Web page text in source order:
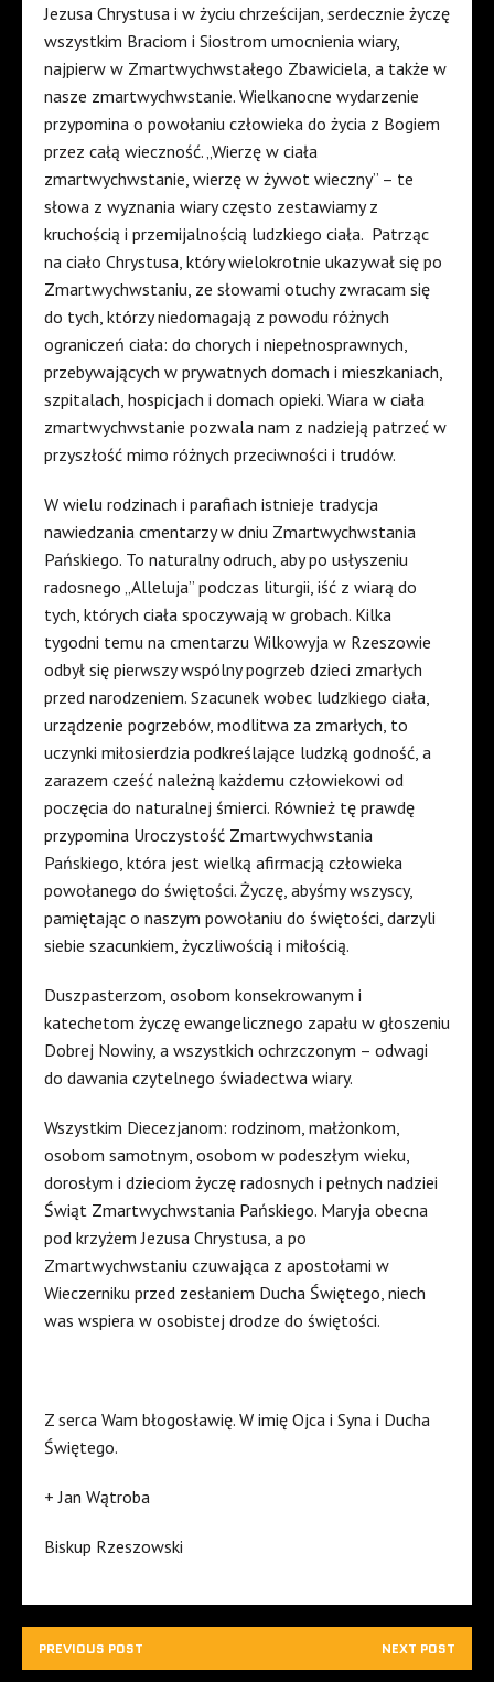
Jezusa Chrystusa i w życiu chrześcijan, serdecznie życzę
wszystkim Braciom i Siostrom umocnienia wiary,
najpierw w Zmartwychwstałego Zbawiciela, a także w
nasze zmartwychwstanie. Wielkanocne wydarzenie
przypomina o powołaniu człowieka do życia z Bogiem
przez całą wieczność. „Wierzę w ciała
zmartwychwstanie, wierzę w żywot wieczny” – te
słowa z wyznania wiary często zestawiamy z
kruchością i przemijalnością ludzkiego ciała. Patrząc
na ciało Chrystusa, który wielokrotnie ukazywał się po
Zmartwychwstaniu, ze słowami otuchy zwracam się
do tych, którzy niedomagają z powodu różnych
ograniczeń ciała: do chorych i niepełnosprawnych,
przebywających w prywatnych domach i mieszkaniach,
szpitalach, hospicjach i domach opieki. Wiara w ciała
zmartwychwstanie pozwala nam z nadzieją patrzeć w
przyszłość mimo różnych przeciwności i trudów.
W wielu rodzinach i parafiach istnieje tradycja
nawiedzania cmentarzy w dniu Zmartwychwstania
Pańskiego. To naturalny odruch, aby po usłyszeniu
radosnego „Alleluja” podczas liturgii, iść z wiarą do
tych, których ciała spoczywają w grobach. Kilka
tygodni temu na cmentarzu Wilkowyja w Rzeszowie
odbył się pierwszy wspólny pogrzeb dzieci zmarłych
przed narodzeniem. Szacunek wobec ludzkiego ciała,
urządzenie pogrzebów, modlitwa za zmarłych, to
uczynki miłosierdzia podkreślające ludzką godność, a
zarazem cześć należną każdemu człowiekowi od
poczęcia do naturalnej śmierci. Również tę prawdę
przypomina Uroczystość Zmartwychwstania
Pańskiego, która jest wielką afirmacją człowieka
powołanego do świętości. Życzę, abyśmy wszyscy,
pamiętając o naszym powołaniu do świętości, darzyli
siebie szacunkiem, życzliwością i miłością.
Duszpasterzom, osobom konsekrowanym i
katechetom życzę ewangelicznego zapału w głoszeniu
Dobrej Nowiny, a wszystkich ochrzczonym – odwagi
do dawania czytelnego świadectwa wiary.
Wszystkim Diecezjanom: rodzinom, małżonkom,
osobom samotnym, osobom w podeszłym wieku,
dorosłym i dzieciom życzę radosnych i pełnych nadziei
Świąt Zmartwychwstania Pańskiego. Maryja obecna
pod krzyżem Jezusa Chrystusa, a po
Zmartwychwstaniu czuwająca z apostołami w
Wieczerniku przed zesłaniem Ducha Świętego, niech
was wspiera w osobistej drodze do świętości.
Z serca Wam błogosławię. W imię Ojca i Syna i Ducha
Świętego.
+ Jan Wątroba
Biskup Rzeszowski
PREVIOUS POST NEXT POST